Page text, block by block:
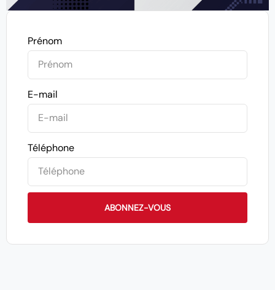
Prénom
E-mail
Téléphone
ABONNEZ-VOUS